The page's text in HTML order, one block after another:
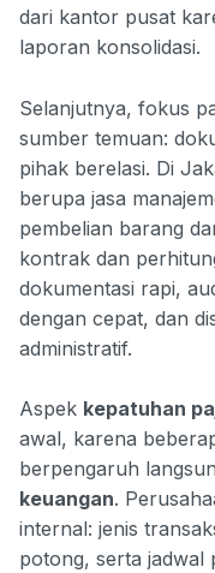
dari kantor pusat
laporan konsolidasi.
Selanjutnya, fokus
sumber temuan:
pihak berelasi. Di
berupa jasa
pembelian barang
kontrak dan
dokumentasi rapi,
dengan cepat, dan
administratif.
Aspek kepatuhan
awal, karena
berpengaruh
keuangan.
internal: jenis
potong, serta jadwal